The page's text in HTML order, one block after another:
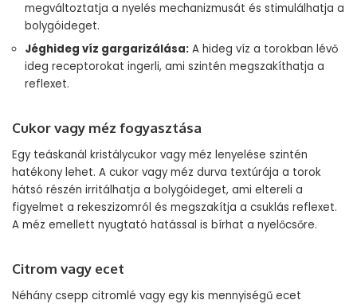
megváltoztatja a nyelés mechanizmusát és stimulálhatja a
bolygóideget.
Jéghideg víz gargarizálása: A hideg víz a torokban lévő
ideg receptorokat ingerli, ami szintén megszakíthatja a
reflexet.
Cukor vagy méz fogyasztása
Egy teáskanál kristálycukor vagy méz lenyelése szintén
hatékony lehet. A cukor vagy méz durva textúrája a torok
hátsó részén irritálhatja a bolygóideget, ami eltereli a
figyelmet a rekeszizomról és megszakítja a csuklás reflexet.
A méz emellett nyugtató hatással is bírhat a nyelőcsőre.
Citrom vagy ecet
Néhány csepp citromlé vagy egy kis mennyiségű ecet